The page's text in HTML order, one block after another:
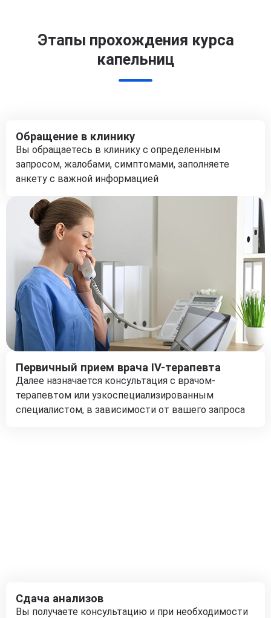
Этапы прохождения курса
капельниц
Обращение в клинику
Вы обращаетесь в клинику с определенным
запросом, жалобами, симптомами, заполняете
анкету с важной информацией
Первичный прием врача IV-терапевта
Далее назначается консультация с врачом-
терапевтом или узкоспециализированным
специалистом, в зависимости от вашего запроса
Сдача анализов
Вы получаете консультацию и при необходимости